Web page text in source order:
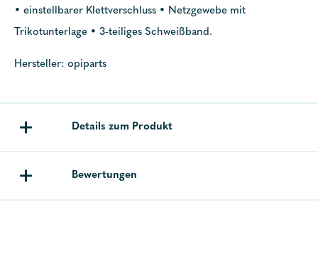
• einstellbarer Klettverschluss • Netzgewebe mit
Trikotunterlage • 3-teiliges Schweißband.
Hersteller: opiparts
Details zum Produkt
Bewertungen